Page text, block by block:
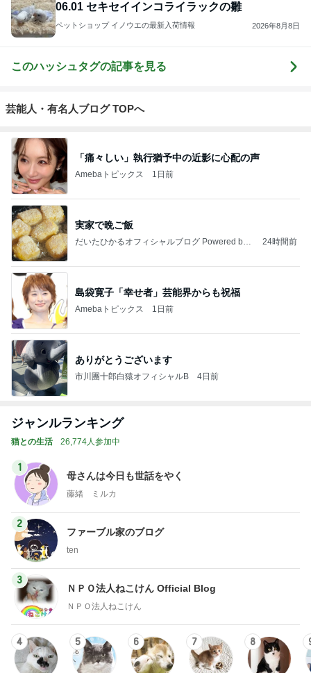
06.01 セキセイインコライラックの雛
ペットショップ イノウエの最新入荷情報 2026年8月8日
このハッシュタグの記事を見る
芸能人・有名人ブログ TOPへ
「痛々しい」執行猶予中の近影に心配の声
Amebaトピックス 1日前
実家で晩ご飯
だいたひかるオフィシャルブログ Powered by
24時間前
島袋寛子「幸せ者」芸能界からも祝福
Amebaトピックス 1日前
ありがとうございます
市川團十郎白猿オフィシャルB 4日前
ジャンルランキング
猫との生活 26,774人参加中
1
母さんは今日も世話をやく
藤緒 ミルカ
2
ファーブル家のブログ
ten
3
ＮＰＯ法人ねこけん Official Blog
ＮＰＯ法人ねこけん
4 5 6 7 8